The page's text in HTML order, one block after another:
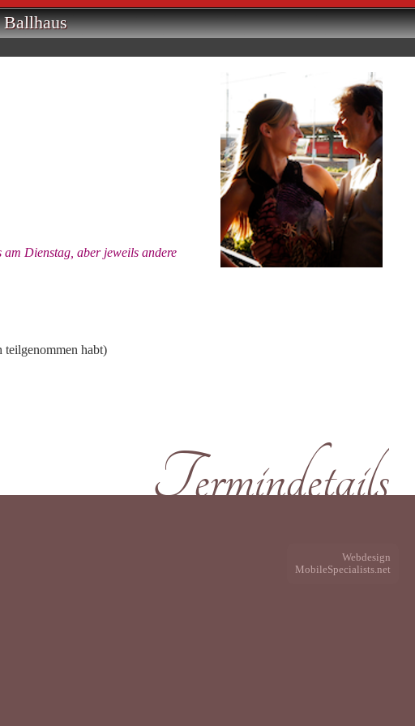
Ballhaus
Termindetails
Dienstag, aber jeweils andere
habt)
Webdesign
MobileSpecialists.net